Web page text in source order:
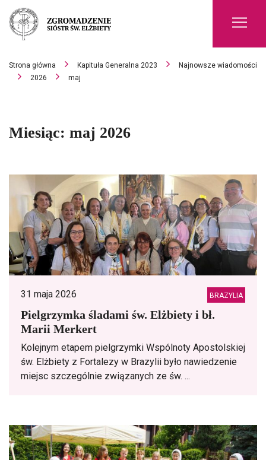
Strona główna Kapituła Generalna 2023
Najnowsze wiadomości
2026
maj
Miesiąc: maj 2026
31 maja 2026 BRAZYLIA
Pielgrzymka śladami św. Elżbiety i bł.
Marii Merkert
Kolejnym etapem pielgrzymki Wspólnoty Apostolskiej
św. Elżbiety z Fortalezy w Brazylii było nawiedzenie
miejsc szczególnie związanych ze św. ...